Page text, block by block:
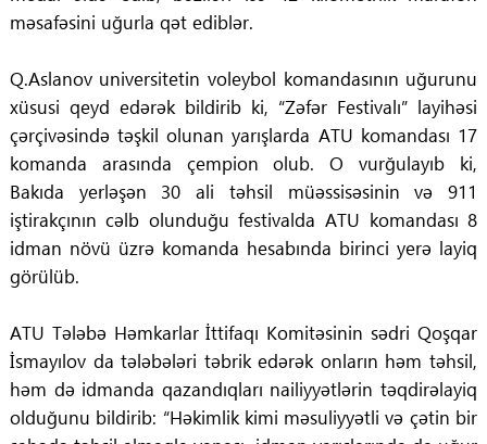
məsafəsini uğurla qət ediblər.
Q.Aslanov universitetin voleybol komandasının uğurunu
xüsusi qeyd edərək bildirib ki, “Zəfər Festivalı” layihəsi
çərçivəsində təşkil olunan yarışlarda ATU komandası 17
komanda arasında çempion olub. O vurğulayıb ki,
Bakıda yerləşən 30 ali təhsil müəssisəsinin və 911
iştirakçının cəlb olunduğu festivalda ATU komandası 8
idman növü üzrə komanda hesabında birinci yerə layiq
görülüb.
ATU Tələbə Həmkarlar İttifaqı Komitəsinin sədri Qoşqar
İsmayılov da tələbələri təbrik edərək onların həm təhsil,
həm də idmanda qazandıqları nailiyyətlərin təqdirəlayiq
olduğunu bildirib: “Həkimlik kimi məsuliyyətli və çətin bir